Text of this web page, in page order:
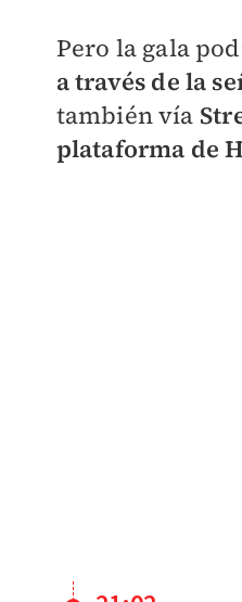
Pero la gala
a través de la
también vía
plataforma de